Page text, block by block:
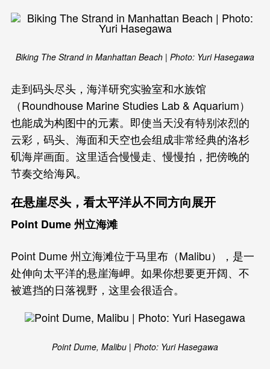
Biking The Strand in Manhattan Beach | Photo: Yuri Hasegawa
走到码头尽头，海洋研究实验室和水族馆
（Roundhouse Marine Studies Lab & Aquarium）
也能成为构图中的元素。即使当天没有特别浓烈的
云彩，码头、海面和天空也会组成非常经典的洛杉
矶海岸画面。这里适合慢慢走、慢慢拍，把傍晚的
节奏交给海风。
在悬崖尽头，看太平洋从不同方向展开
Point Dume 州立海滩
Point Dume 州立海滩位于马里布（Malibu），是一
处伸向太平洋的悬崖海岬。如果你想要更开阔、不
被遮挡的日落视野，这里会很适合。
Point Dume, Malibu | Photo: Yuri Hasegawa